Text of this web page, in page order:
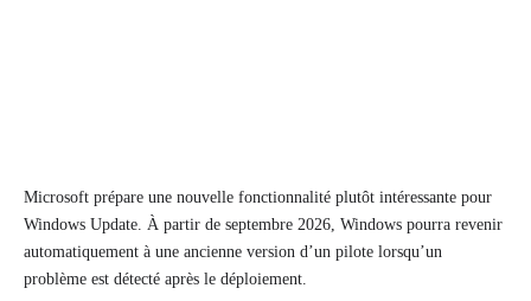
Microsoft prépare une nouvelle fonctionnalité plutôt intéressante pour
Windows Update. À partir de septembre 2026, Windows pourra revenir
automatiquement à une ancienne version d’un pilote lorsqu’un
problème est détecté après le déploiement.